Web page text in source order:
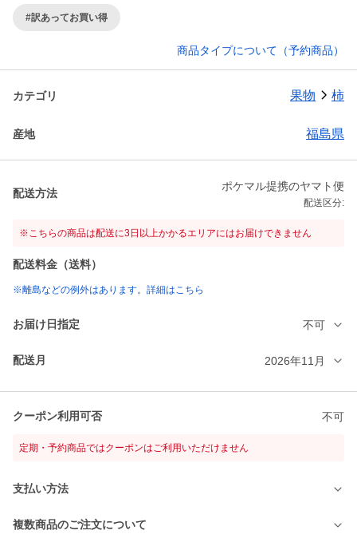
#訳あってお買い得
商品タイプについて（予約商品）
カテゴリ 果物 柿
産地 福島県
配送方法
ポケマル提携のヤマト便
配送区分:
※こちらの商品は配送に3日以上かかるエリアにはお届けできません
配送料金（送料）
※離島などの例外はあります。詳細はこちら
お届け日指定 不可
配送月 2026年11月
クーポン利用可否 不可
定期・予約商品ではクーポンはご利用いただけません
支払い方法
複数商品のご注文について